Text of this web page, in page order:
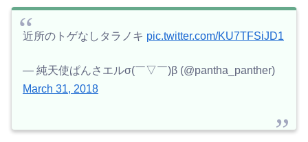
近所のトゲなしタラノキ pic.twitter.com/KU7TFSiJD1
— 純天使ぱんさエルσ(￣▽￣)β (@pantha_panther)
March 31, 2018